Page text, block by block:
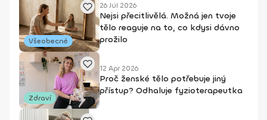
Všeobecné
26 Júl 2026
Nejsi přecitlivělá. Možná jen tvoje
tělo reaguje na to, co kdysi dávno
prožilo
Zdraví
12 Apr 2026
Proč ženské tělo potřebuje jiný
přístup? Odhaluje fyzioterapeutka